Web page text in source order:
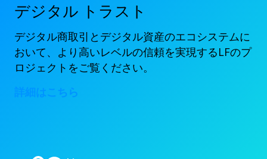
デジタル トラスト
デジタル商取引とデジタル資産のエコシステムに
おいて、より高いレベルの信頼を実現するLFのプ
ロジェクトをご覧ください。
詳細はこちら